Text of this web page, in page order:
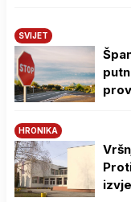
SVIJET
HRONIKA